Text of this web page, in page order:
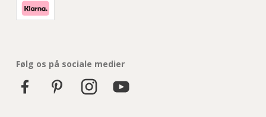
Følg os på sociale medier